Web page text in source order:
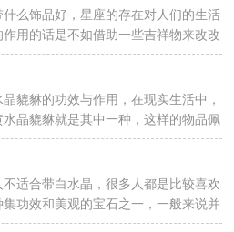
2026-07-06
么饰品好，星座的存在对人们的生活
用的话是不如借助一些吉祥物来改改
下分享天蝎女带什么饰...
2026-07-06
貔貅的功效与作用，在现实生活中，
晶貔貅就是其中一种，这样的物品佩
家分享黄水晶貔貅的功效...
2026-07-06
适合带白水晶，很多人都是比较喜欢
功效和美观的宝石之一，一般来说并
趣的来看看什么人不适...